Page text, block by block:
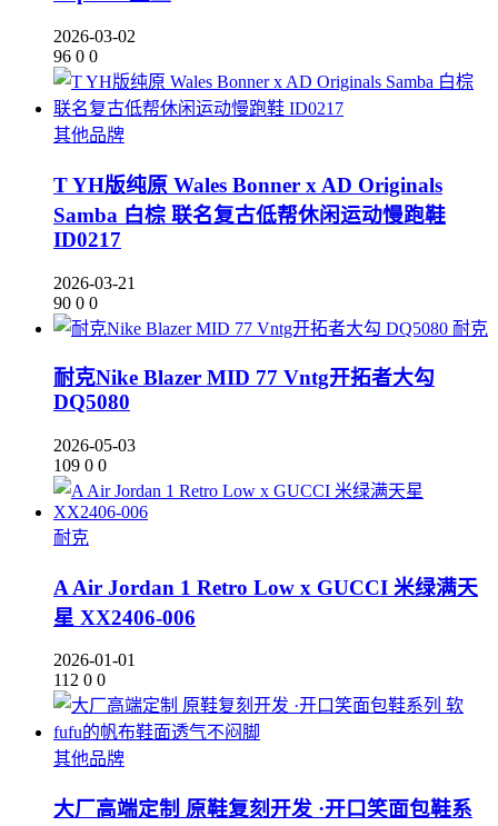
2026-03-02
96 0 0
其他品牌
T YH版纯原 Wales Bonner x AD Originals
Samba 白棕 联名复古低帮休闲运动慢跑鞋
ID0217
2026-03-21
90 0 0
耐克
耐克Nike Blazer MID 77 Vntg开拓者大勾
DQ5080
2026-05-03
109 0 0
耐克
A Air Jordan 1 Retro Low x GUCCI 米绿满天
星 XX2406-006
2026-01-01
112 0 0
其他品牌
大厂高端定制 原鞋复刻开发 ·开口笑面包鞋系